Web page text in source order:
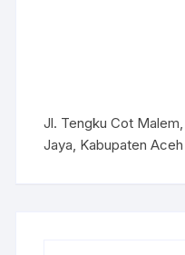
Jl. Tengku Cot
Jaya, Kabupaten